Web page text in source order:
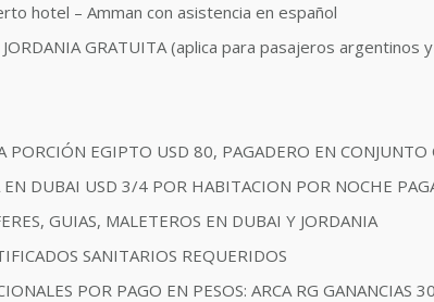
hotel – Amman con asistencia en español
JORDANIA GRATUITA (aplica para pasajeros
PORCIÓN EGIPTO USD 80, PAGADERO EN CONJUNTO
DUBAI USD 3/4 POR HABITACION POR NOCHE
GUIAS, MALETEROS EN DUBAI Y JORDANIA
SANITARIOS REQUERIDOS
POR PAGO EN PESOS: ARCA RG